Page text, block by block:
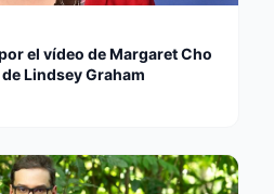
el vídeo de Margaret Cho
Lindsey Graham